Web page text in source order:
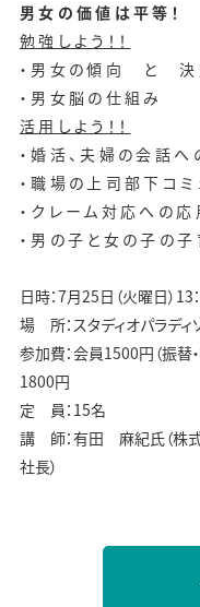
男女の価値は平等！
勉強しよう！！
・男女の傾向 と 決
・男女脳の仕組み
活用しよう！！
・婚活、夫婦の会話へ
・職場の上司部下コ
・クレーム対応への応
・男の子と女の子の
日時：7月25日（火曜日）13
場 所：スタディオパラディ
参加費：会員1500円（振替
1800円
定 員：15名
講 師：有田 麻紀氏（株
社長）